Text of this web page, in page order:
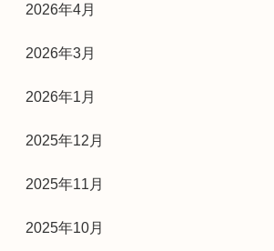
2026年4月
2026年3月
2026年1月
2025年12月
2025年11月
2025年10月